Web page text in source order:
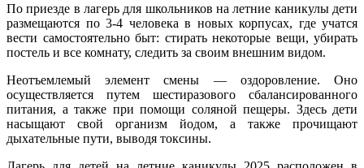
По приезде в лагерь для школьников на летние каникулы дети
размещаются по 3-4 человека в новых корпусах, где учатся
вести самостоятельно быт: стирать некоторые вещи, убирать
постель и все комнату, следить за своим внешним видом.
Неотъемлемый элемент смены — оздоровление. Оно
осуществляется путем шестиразового сбалансированного
питания, а также при помощи соляной пещеры. Здесь дети
насыщают свой организм йодом, а также прочищают
дыхательные пути, выводя токсины.